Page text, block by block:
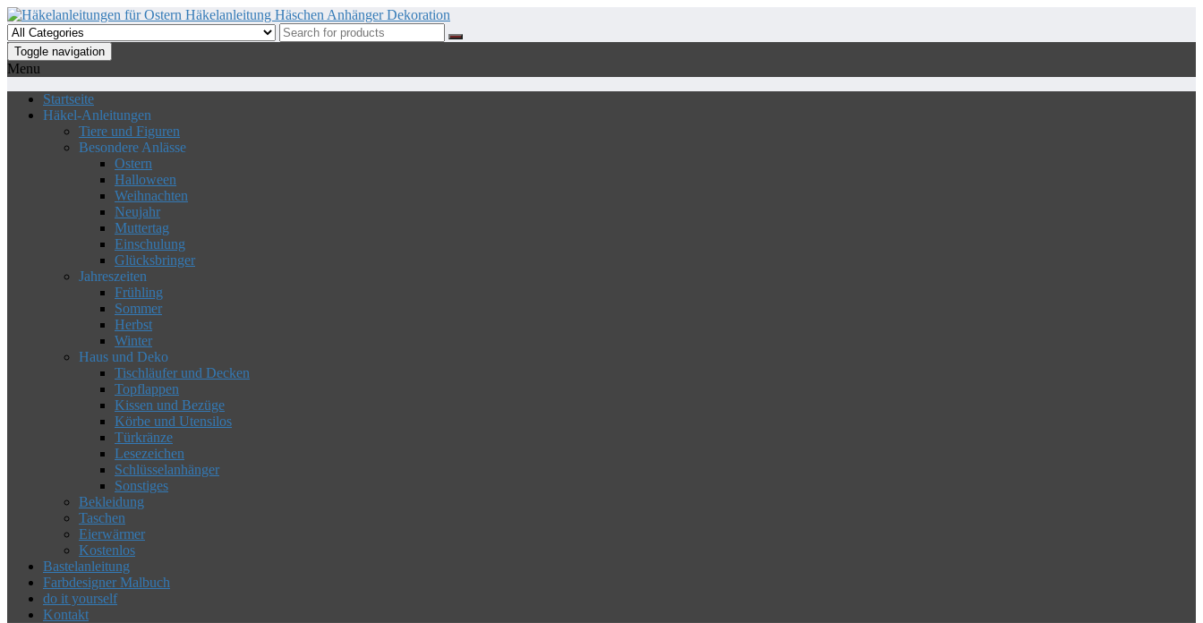
Skip
to
the
content
Toggle navigation
Menu
Startseite
Häkel-Anleitungen
Tiere und Figuren
Besondere Anlässe
Ostern
Halloween
Weihnachten
Neujahr
Muttertag
Einschulung
Glücksbringer
Jahreszeiten
Frühling
Sommer
Herbst
Winter
Haus und Deko
Tischläufer und Decken
Topflappen
Kissen und Bezüge
Körbe und Utensilos
Türkränze
Lesezeichen
Schlüsselanhänger
Sonstiges
Bekleidung
Taschen
Eierwärmer
Kostenlos
Bastelanleitung
Farbdesigner Malbuch
do it yourself
Kontakt